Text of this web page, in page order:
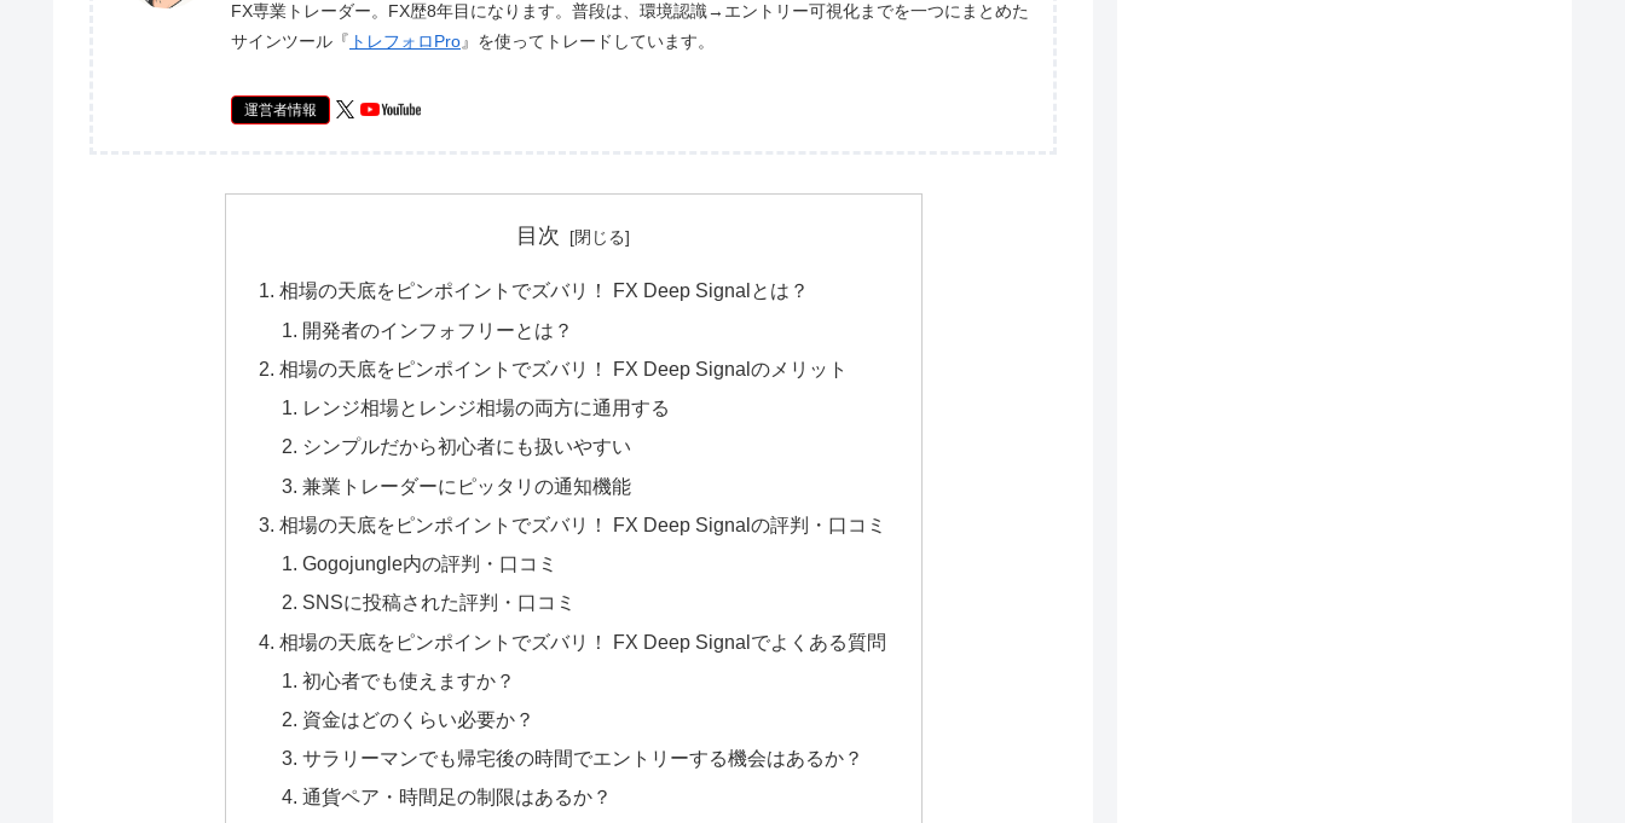
FX専業トレーダー。FX歴8年目になります。普段は、環境認識→エントリー可視化までを一つにまとめた
サインツール『 トレフォロPro』を使ってトレードしています。
運営者情報
目次
相場の天底をピンポイントでズバリ！ FX Deep Signalとは？
開発者のインフォフリーとは？
相場の天底をピンポイントでズバリ！ FX Deep Signalのメリット
レンジ相場とレンジ相場の両方に通用する
シンプルだから初心者にも扱いやすい
兼業トレーダーにピッタリの通知機能
相場の天底をピンポイントでズバリ！ FX Deep Signalの評判・口コミ
Gogojungle内の評判・口コミ
SNSに投稿された評判・口コミ
相場の天底をピンポイントでズバリ！ FX Deep Signalでよくある質問
初心者でも使えますか？
資金はどのくらい必要か？
サラリーマンでも帰宅後の時間でエントリーする機会はあるか？
通貨ペア・時間足の制限はあるか？